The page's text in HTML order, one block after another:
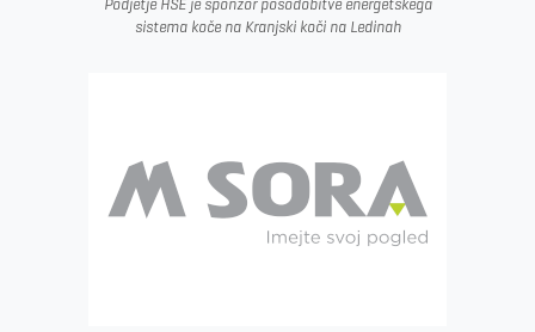
Podjetje HSE je sponzor posodobitve energetskega
sistema koče na Kranjski koči na Ledinah